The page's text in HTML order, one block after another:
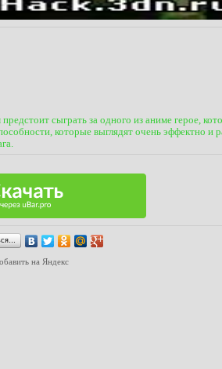
сыграть за одного из аниме герое,
которые выглядят очень эффектно и